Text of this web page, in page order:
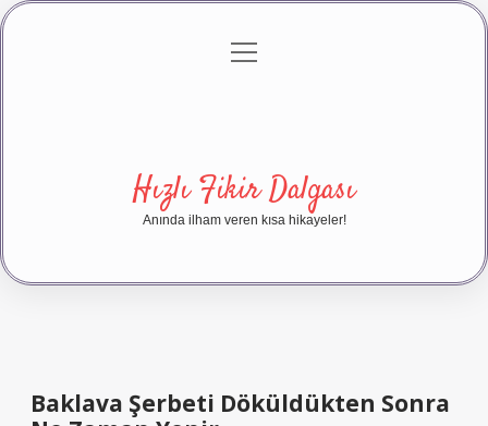
Gizlilik Politikası
menüyü
Hızlı Fikir Dalgası
Anında ilham veren kısa hikayeler!
Baklava Şerbeti Döküldükten Sonra